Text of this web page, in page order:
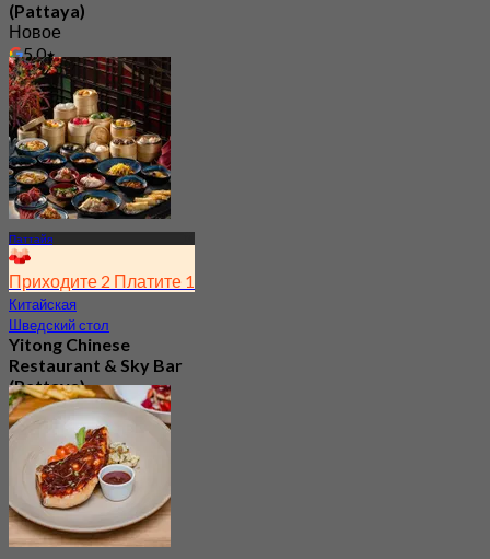
(Pattaya)
Новое
5.0
От฿ 450
Паттайя
Приходите 2 Платите 1
Китайская
Шведский стол
Yitong Chinese
Restaurant & Sky Bar
(Pattaya)
Новое
4.8
฿ 666.66